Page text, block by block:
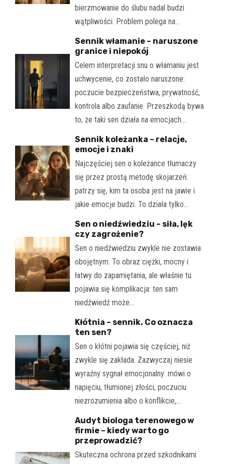
bierzmowanie do ślubu nadal budzi
wątpliwości. Problem polega na…
Sennik włamanie – naruszone
granice i niepokój
Celem interpretacji snu o włamaniu jest
uchwycenie, co zostało naruszone:
poczucie bezpieczeństwa, prywatność,
kontrola albo zaufanie. Przeszkodą bywa
to, że taki sen działa na emocjach…
Sennik koleżanka – relacje,
emocje i znaki
Najczęściej sen o koleżance tłumaczy
się przez prostą metodę skojarzeń:
patrzy się, kim ta osoba jest na jawie i
jakie emocje budzi. To działa tylko…
Sen o niedźwiedziu – siła, lęk
czy zagrożenie?
Sen o niedźwiedziu zwykle nie zostawia
obojętnym. To obraz ciężki, mocny i
łatwy do zapamiętania, ale właśnie tu
pojawia się komplikacja: ten sam
niedźwiedź może…
Kłótnia – sennik. Co oznacza
ten sen?
Sen o kłótni pojawia się częściej, niż
zwykle się zakłada. Zazwyczaj niesie
wyraźny sygnał emocjonalny: mówi o
napięciu, tłumionej złości, poczuciu
niezrozumienia albo o konflikcie,…
Audyt biologa terenowego w
firmie – kiedy warto go
przeprowadzić?
Skuteczna ochrona przed szkodnikami